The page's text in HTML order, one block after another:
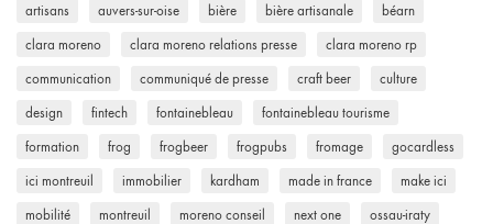
artisans auvers-sur-oise bière bière artisanale béarn
clara moreno clara moreno relations presse clara moreno rp
communication communiqué de presse craft beer culture
design fintech fontainebleau fontainebleau tourisme
formation frog frogbeer frogpubs fromage gocardless
ici montreuil immobilier kardham made in france make ici
mobilité montreuil moreno conseil next one ossau-iraty